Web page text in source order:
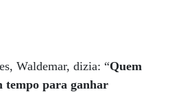
Waldemar, dizia: “Quem
tempo para ganhar